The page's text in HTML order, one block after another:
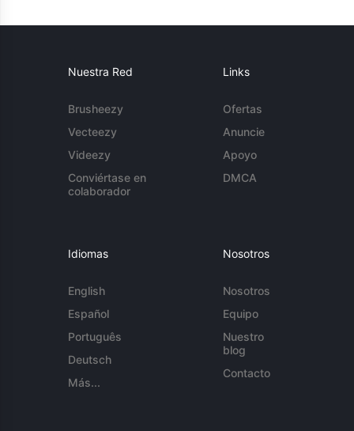
Nuestra Red
Brusheezy
Vecteezy
Videezy
Conviértase en
colaborador
Links
Ofertas
Anuncie
Apoyo
DMCA
Idiomas
English
Español
Português
Deutsch
Más...
Nosotros
Nosotros
Equipo
Nuestro
blog
Contacto